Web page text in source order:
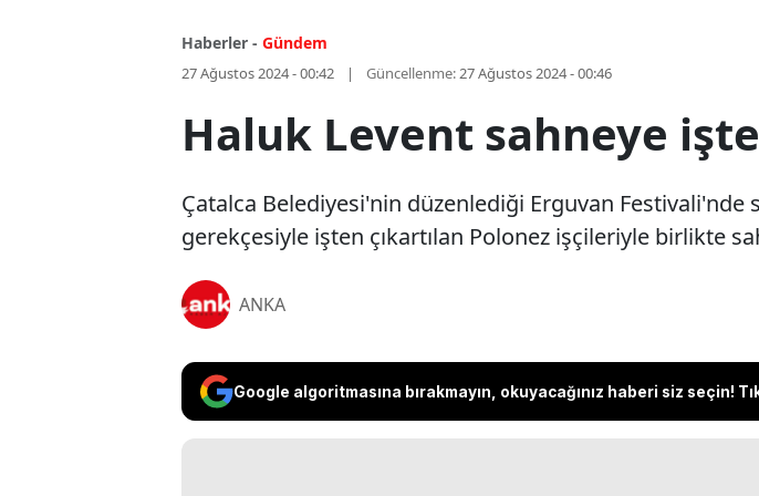
Haberler - Gündem
27 Ağustos 2024 - 00:42 Güncellenme:27 Ağustos 2024 - 00:46
Haluk Levent sahneye
Çatalca Belediyesi'nin düzenlediği Erguvan
gerekçesiyle işten çıkartılan Polonez işçileriyle birlikte
ANKA
Google algoritmasına bırakmayın, okuyacağınız haberi siz seçin!